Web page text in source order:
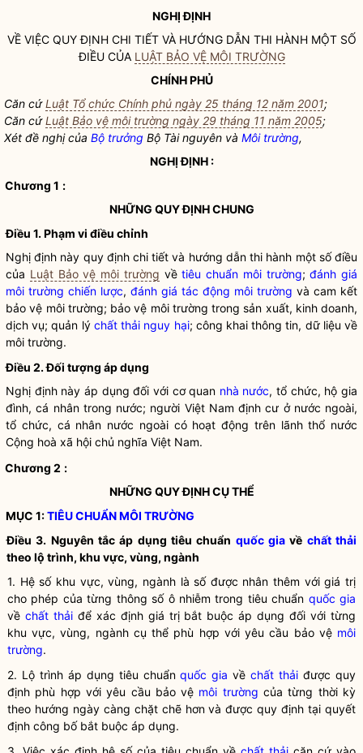
NGHỊ ĐỊNH
VỀ VIỆC QUY ĐỊNH CHI TIẾT VÀ HƯỚNG DẪN THI HÀNH MỘT SỐ
ĐIỀU CỦA LUẬT BẢO VỆ MÔI TRƯỜNG
CHÍNH PHỦ
Căn cứLuật Tổ chức Chính phủ ngày 25 tháng 12 năm 2001;
Căn cứLuật Bảo vệ môi trường ngày 29 tháng 11 năm 2005;
Xét đề nghị của Bộ trưởng Bộ Tài nguyên và Môi trường,
NGHỊ ĐỊNH :
Chương 1 :
NHỮNG QUY ĐỊNH CHUNG
Điều 1. Phạm vi điều chỉnh
Nghị định này quy định chi tiết và hướng dẫn thi hành một số điều
của Luật Bảo vệ môi trường vềtiêu chuẩn môi trường;đánh giá
môi trường chiến lược, đánh giá tác động môi trường và cam kết
bảo vệ môi trường; bảo vệ môi trường trong sản xuất, kinh doanh,
dịch vụ; quản lý chất thải nguy hại; công khai thông tin, dữ liệu về
môi trường.
Điều 2. Đối tượng áp dụng
Nghị định này áp dụng đối với cơ quan nhà nước, tổ chức, hộ gia
đình, cá nhân trong nước; người Việt Nam định cư ở nước ngoài,
tổ chức, cá nhân nước ngoài có hoạt động trên lãnh thổ nước
Cộng hoà xã hội chủ nghĩa Việt Nam.
Chương 2 :
NHỮNG QUY ĐỊNH CỤ THỂ
MỤC 1:TIÊU CHUẨN MÔI TRƯỜNG
Điều 3. Nguyên tắc áp dụng tiêu chuẩn quốc gia về chất thải
theo lộ trình, khu vực, vùng, ngành
1. Hệ số khu vực, vùng, ngành là số được nhân thêm với giá trị
cho phép của từng thông số ô nhiễm trong tiêu chuẩn quốc gia
về chất thảiđể xác định giá trị bắt buộc áp dụng đối với từng
khu vực, vùng, ngành cụ thể phù hợp với yêu cầu bảo vệ môi
trường.
2. Lộ trình áp dụng tiêu chuẩnquốc gia vềchất thải được quy
định phù hợp với yêu cầu bảo vệ môi trường của từng thời kỳ
theo hướng ngày càng chặt chẽ hơn và được quy định tại quyết
định công bố bắt buộc áp dụng.